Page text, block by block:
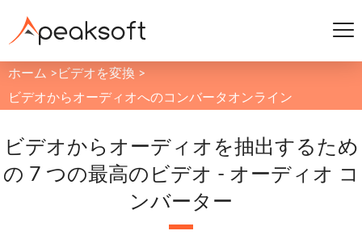
ホーム > ビデオを変換 >
ビデオからオーディオへのコンバータオンライン
ビデオからオーディオを抽出するため
の 7 つの最高のビデオ - オーディオ コ
ンバーター